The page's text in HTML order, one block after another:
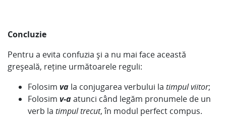
Concluzie
Pentru a evita confuzia și a nu mai face această
greșeală, reține următoarele reguli:
Folosim va la conjugarea verbului la timpul viitor;
Folosim v-aatunci când legăm pronumele de un
verb la timpul trecut, în modul perfect compus.